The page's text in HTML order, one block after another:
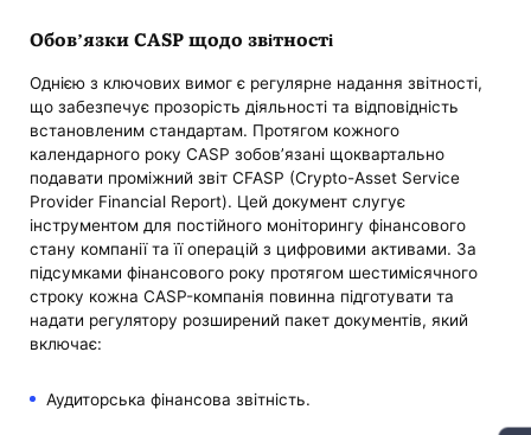
Обов’язки CASP щодо звітності
Однією з ключових вимог є регулярне надання звітності,
що забезпечує прозорість діяльності та відповідність
встановленим стандартам. Протягом кожного
календарного року CASP зобов’язані щоквартально
подавати проміжний звіт CFASP (Crypto-Asset Service
Provider Financial Report). Цей документ слугує
інструментом для постійного моніторингу фінансового
стану компанії та її операцій з цифровими активами. За
підсумками фінансового року протягом шестимісячного
строку кожна CASP-компанія повинна підготувати та
надати регулятору розширений пакет документів, який
включає:
Аудиторська фінансова звітність.